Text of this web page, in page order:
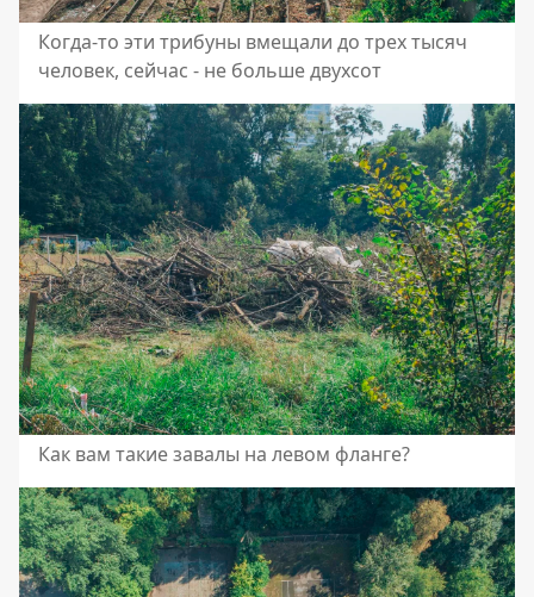
Когда-то эти трибуны вмещали до трех тысяч
человек, сейчас - не больше двухсот
Как вам такие завалы на левом фланге?